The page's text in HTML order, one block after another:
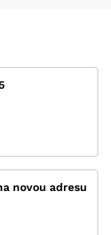
novou adresu